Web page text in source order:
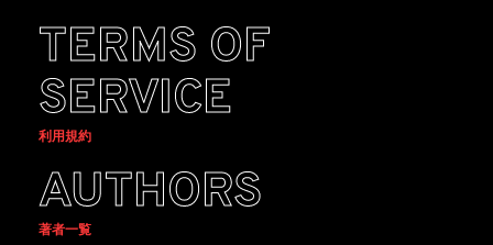
TERMS OF
SERVICE
利用規約
AUTHORS
著者一覧